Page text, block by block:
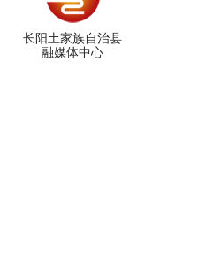
长阳土家族自治县
融媒体中心